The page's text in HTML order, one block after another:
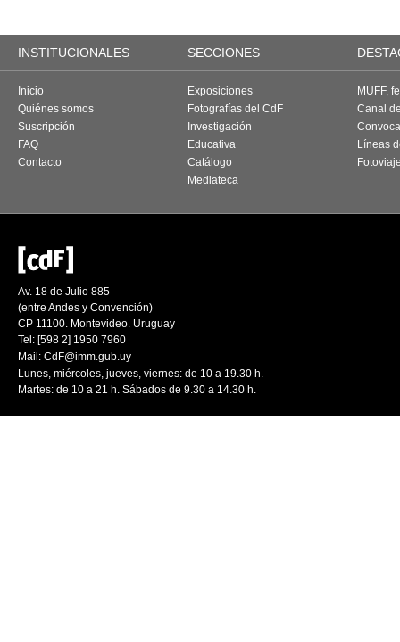
INSTITUCIONALES SECCIONES
Inicio
Quiénes somos
Suscripción
FAQ
Contacto
Exposiciones
Fotografías del CdF
Investigación
Educativa
Catálogo
Mediateca
MUFF,
Canal
Líneas
Av. 18 de Julio 885
(entre Andes y Convención)
CP 11100. Montevideo. Uruguay
Tel: [598 2] 1950 7960
Mail: CdF@imm.gub.uy
Lunes, miércoles, jueves, viernes: de 10 a 19.30 h.
Martes: de 10 a 21 h. Sábados de 9.30 a 14.30 h.